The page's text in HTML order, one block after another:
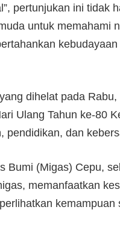
pertunjukan ini tidak
untuk memahami
dihelat pada
Ulang Tahun ke-80
pendidikan, dan
Bumi (Migas) Cepu,
memanfaatkan
kemampuan